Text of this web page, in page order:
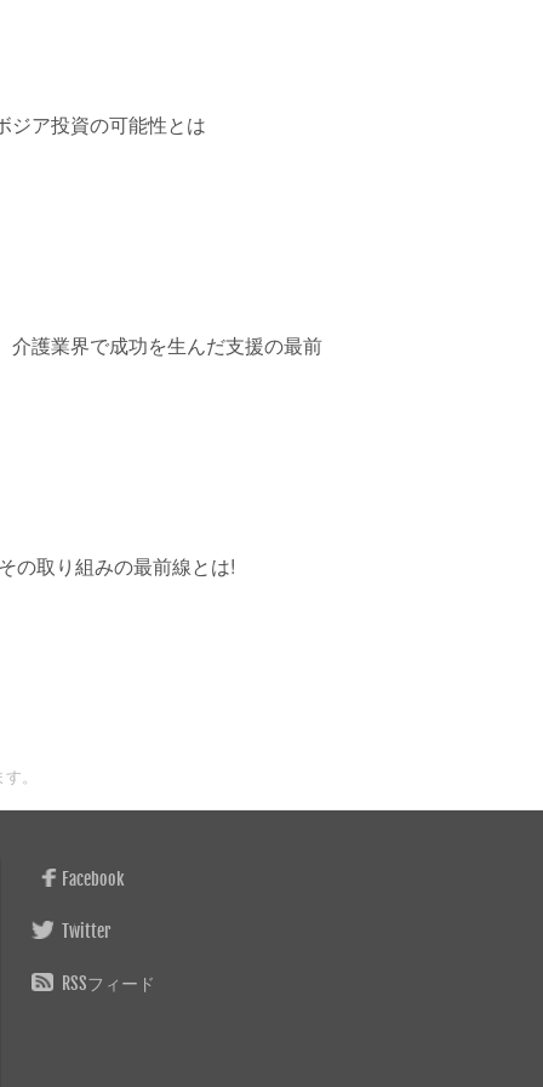
ジア投資の可能性とは
介護業界で成功を生んだ支援の最前
の取り組みの最前線とは!
。
Facebook
Twitter
RSSフィード